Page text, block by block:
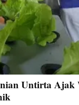
Untirta Ajak